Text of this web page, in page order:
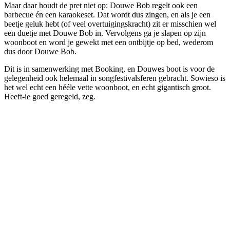
Maar daar houdt de pret niet op: Douwe Bob regelt ook een
barbecue én een karaokeset. Dat wordt dus zingen, en als je een
beetje geluk hebt (of veel overtuigingskracht) zit er misschien wel
een duetje met Douwe Bob in. Vervolgens ga je slapen op zijn
woonboot en word je gewekt met een ontbijtje op bed, wederom
dus door Douwe Bob.
Dit is in samenwerking met Booking, en Douwes boot is voor de
gelegenheid ook helemaal in songfestivalsferen gebracht. Sowieso is
het wel echt een hééle vette woonboot, en echt gigantisch groot.
Heeft-ie goed geregeld, zeg.